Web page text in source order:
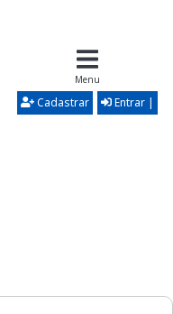
Menu
Cadastrar Entrar |